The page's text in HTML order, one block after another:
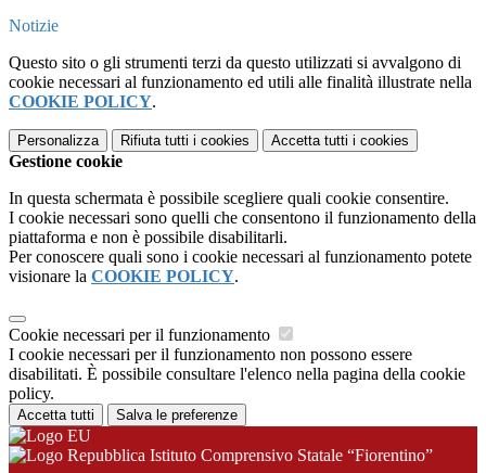
Notizie
Questo sito o gli strumenti terzi da questo utilizzati si avvalgono di
cookie necessari al funzionamento ed utili alle finalità illustrate nella
COOKIE POLICY.
Personalizza Rifiuta tutti i cookies Accetta tutti i cookies
Gestione cookie
In questa schermata è possibile scegliere quali cookie consentire.
I cookie necessari sono quelli che consentono il funzionamento della
piattaforma e non è possibile disabilitarli.
Per conoscere quali sono i cookie necessari al funzionamento potete
visionare la COOKIE POLICY.
Cookie necessari per il funzionamento
I cookie necessari per il funzionamento non possono essere
disabilitati. È possibile consultare l'elenco nella pagina della cookie
policy.
Accetta tutti Salva le preferenze
Istituto Comprensivo Statale “Fiorentino”